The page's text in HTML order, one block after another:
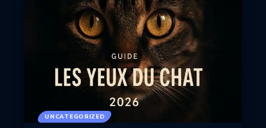
UNCATEGORIZED